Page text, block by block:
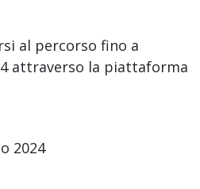
al percorso fino a
attraverso la piattaforma
2024